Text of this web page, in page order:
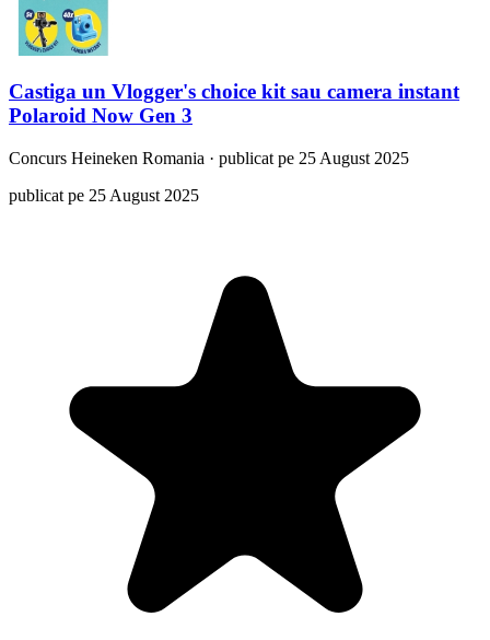
Castiga un Vlogger's choice kit sau camera instant
Polaroid Now Gen 3
Concurs Heineken Romania · publicat pe 25 August 2025
publicat pe 25 August 2025